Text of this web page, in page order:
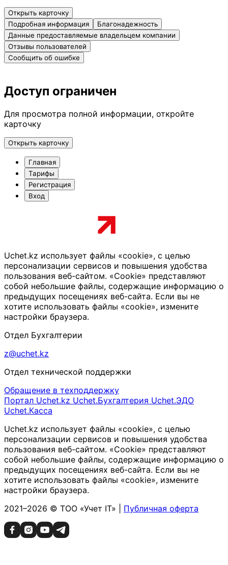
Открыть карточку
Подробная информация
Благонадежность
Данные предоставляемые владельцем компании
Отзывы пользователей
Сообщить об ошибке
Доступ ограничен
Для просмотра полной информации, откройте
карточку
Открыть карточку
Главная
Тарифы
Регистрация
Вход
Uchet.kz использует файлы «cookie», с целью
персонализации сервисов и повышения удобства
пользования веб-сайтом. «Cookie» представляют
собой небольшие файлы, содержащие информацию о
предыдущих посещениях веб-сайта. Если вы не
хотите использовать файлы «cookie», измените
настройки браузера.
Отдел Бухгалтерии
z@uchet.kz
Отдел технической поддержки
Обращение в техподдержку
Портал Uchet.kz Uchet.Бухгалтерия Uchet.ЭДО
Uchet.Касса
Uchet.kz использует файлы «cookie», с целью
персонализации сервисов и повышения удобства
пользования веб-сайтом. «Cookie» представляют
собой небольшие файлы, содержащие информацию о
предыдущих посещениях веб-сайта. Если вы не
хотите использовать файлы «cookie», измените
настройки браузера.
2021–2026 © ТОО «Учет IT» | Публичная оферта